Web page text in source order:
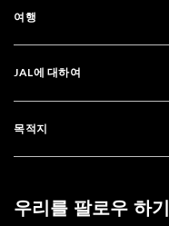
여행
JAL에 대하여
목적지
우리를 팔로우 하기